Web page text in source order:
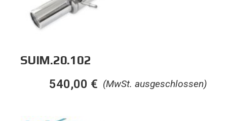
SUIM.20.102
(MwSt. ausgeschlossen)
540,00 €